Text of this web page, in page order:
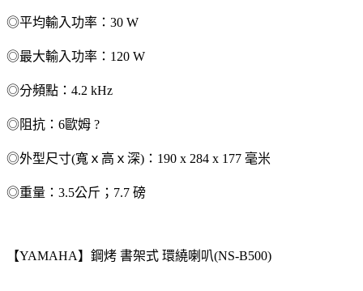
◎平均輸入功率：30 W
◎最大輸入功率：120 W
◎分頻點：4.2 kHz
◎阻抗：6歐姆 ?
◎外型尺寸(寬ｘ高ｘ深)：190 x 284 x 177 毫米
◎重量：3.5公斤；7.7 磅
【YAMAHA】鋼烤 書架式 環繞喇叭(NS-B500)